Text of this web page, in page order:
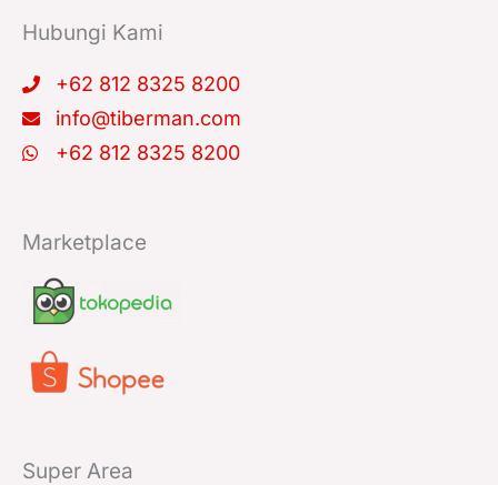
k a
m
Hubungi Kami
+62 812 8325 8200
info@tiberman.com
+62 812 8325 8200
Marketplace
Super Area